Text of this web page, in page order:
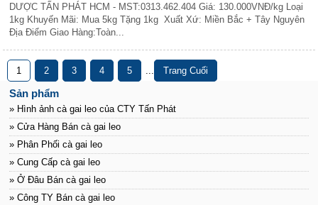
DƯỢC TẤN PHÁT HCM - MST:0313.462.404 Giá: 130.000VNĐ/kg Loại
1kg Khuyến Mãi: Mua 5kg Tặng 1kg Xuất Xứ: Miền Bắc + Tây Nguyên
Địa Điểm Giao Hàng:Toàn...
1 2 3 4 5 Trang Cuối
Sản phẩm
» Hình ảnh cà gai leo của CTY Tấn Phát
» Cửa Hàng Bán cà gai leo
» Phân Phối cà gai leo
» Cung Cấp cà gai leo
» Ở Đâu Bán cà gai leo
» Công TY Bán cà gai leo